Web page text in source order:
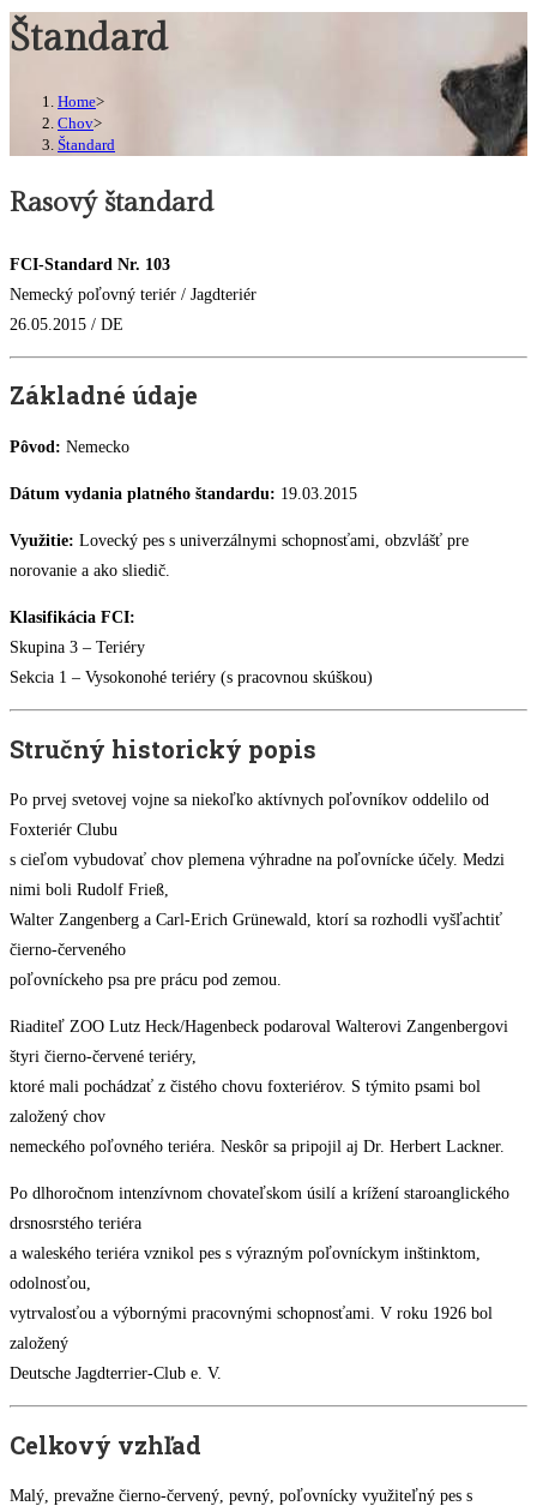
Štandard
Home>
Chov>
Štandard
Rasový štandard
FCI-Standard Nr. 103
Nemecký poľovný teriér / Jagdteriér
26.05.2015 / DE
Základné údaje
Pôvod: Nemecko
Dátum vydania platného štandardu: 19.03.2015
Využitie: Lovecký pes s univerzálnymi schopnosťami, obzvlášť pre
norovanie a ako sliedič.
Klasifikácia FCI:
Skupina 3 – Teriéry
Sekcia 1 – Vysokonohé teriéry (s pracovnou skúškou)
Stručný historický popis
Po prvej svetovej vojne sa niekoľko aktívnych poľovníkov oddelilo od
Foxteriér Clubu
s cieľom vybudovať chov plemena výhradne na poľovnícke účely. Medzi
nimi boli Rudolf Frieß,
Walter Zangenberg a Carl-Erich Grünewald, ktorí sa rozhodli vyšľachtiť
čierno-červeného
poľovníckeho psa pre prácu pod zemou.
Riaditeľ ZOO Lutz Heck/Hagenbeck podaroval Walterovi Zangenbergovi
štyri čierno-červené teriéry,
ktoré mali pochádzať z čistého chovu foxteriérov. S týmito psami bol
založený chov
nemeckého poľovného teriéra. Neskôr sa pripojil aj Dr. Herbert Lackner.
Po dlhoročnom intenzívnom chovateľskom úsilí a krížení staroanglického
drsnosrstého teriéra
a waleského teriéra vznikol pes s výrazným poľovníckym inštinktom,
odolnosťou,
vytrvalosťou a výbornými pracovnými schopnosťami. V roku 1926 bol
založený
Deutsche Jagdterrier-Club e. V.
Celkový vzhľad
Malý, prevažne čierno-červený, pevný, poľovnícky využiteľný pes s